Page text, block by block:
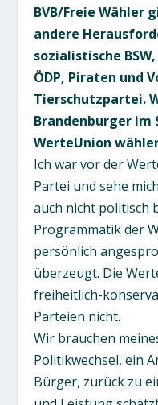
BVB/Freie Wähler
andere
sozialistische
ÖDP, Piraten und
Tierschutzpartei.
Brandenburger im
WerteUnion
Ich war vor der
Partei und sehe
auch nicht politisch
Programmatik der
persönlich
überzeugt. Die
freiheitlich-
Parteien nicht.
Wir brauchen
Politikwechsel, ein
Bürger, zurück zu